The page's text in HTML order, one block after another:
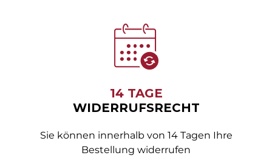
14 TAGE
WIDERRUFSRECHT
Sie können innerhalb von 14 Tagen Ihre
Bestellung widerrufen